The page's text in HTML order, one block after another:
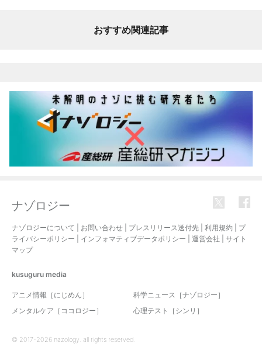
おすすめ関連記事
ナゾロジー
ナゾロジーについて お問い合わせ プレスリリース送付先 利用規約
プ
ライバシーポリシー
インフォマティブデータポリシー 運営会社
サイト
マップ
kusuguru media
アニメ情報［にじめん］
科学ニュース［ナゾロジー］
メンタルケア［ココロジー］
心理テスト［シンリ］
© 2017-2026 nazology. all rights reserved.